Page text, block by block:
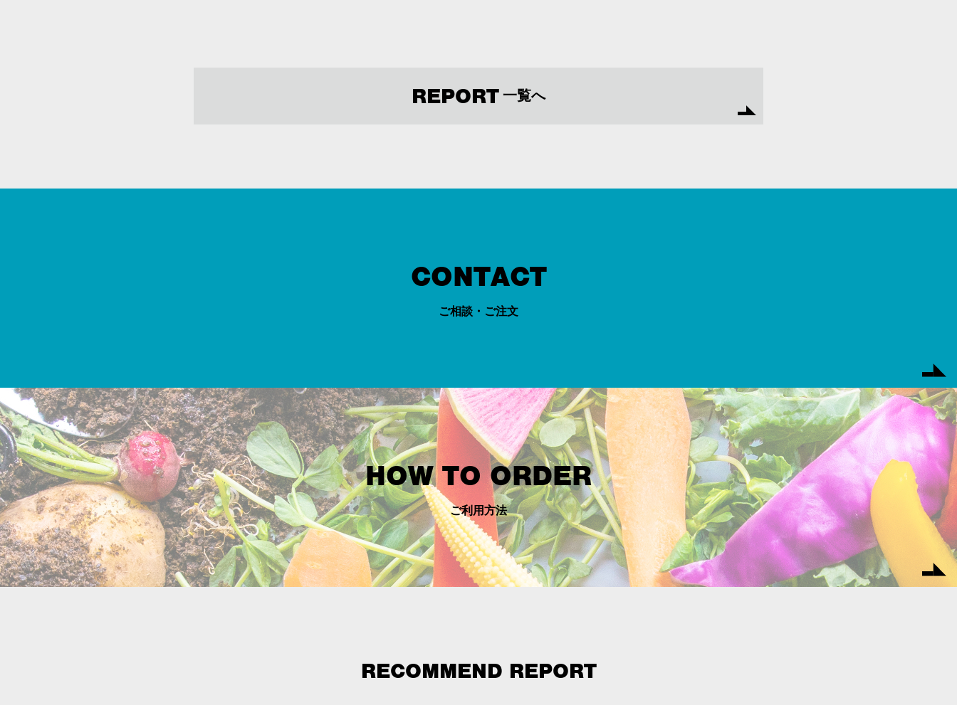
REPORT 一覧へ
CONTACT
ご相談・ご注文
HOW TO ORDER
ご利用方法
RECOMMEND REPORT